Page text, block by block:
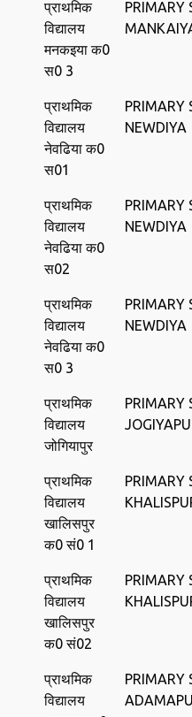
प्राथमिक
विद्यालय
मनकइया क0
स0 3
PRIMARY
प्राथमिक
विद्यालय
नेवढिया क0
स01
PRIMARY
NEWDIYA
प्राथमिक
विद्यालय
नेवढिया क0
स02
PRIMARY
NEWDIYA
प्राथमिक
विद्यालय
नेवढिया क0
स0 3
PRIMARY
NEWDIYA
प्राथमिक
विद्यालय
जोगियापुर
PRIMARY
प्राथमिक
विद्यालय
खालिसपुर
क0 सं0 1
PRIMARY
प्राथमिक
विद्यालय
खालिसपुर
क0 सं02
PRIMARY
प्राथमिक
विद्यालय
PRIMARY